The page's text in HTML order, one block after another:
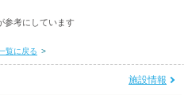
参考にしています
覧に戻る >
施設情報